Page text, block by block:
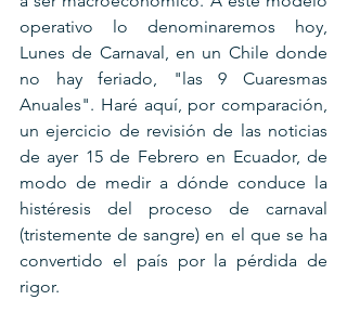
operativo lo denominaremos hoy,
Lunes de Carnaval, en un Chile donde
no hay feriado, "las 9 Cuaresmas
Anuales". Haré aquí, por comparación,
un ejercicio de revisión de las noticias
de ayer 15 de Febrero en Ecuador, de
modo de medir a dónde conduce la
histéresis del proceso de carnaval
(tristemente de sangre) en el que se ha
convertido el país por la pérdida de
rigor.